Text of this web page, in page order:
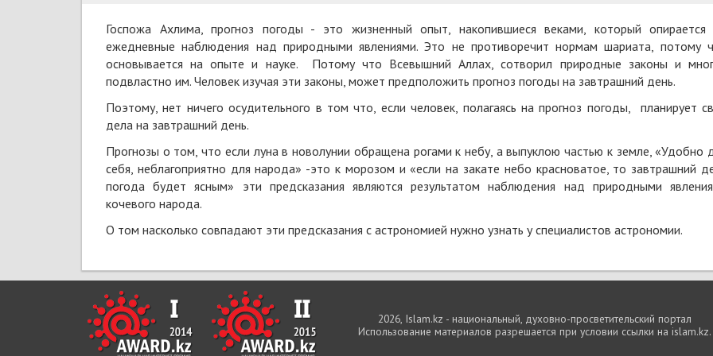
Госпожа Ахлима, прогноз погоды - это жизненный опыт, накопившиеся веками, который опирается
ежедневные наблюдения над природными явлениями. Это не противоречит нормам шариата, потому
основывается на опыте и науке. Потому что Всевышний Аллах, сотворил природные законы и
подвластно им. Человек изучая эти законы, может предположить прогноз погоды на завтрашний день.
Поэтому, нет ничего осудительного в том что, если человек, полагаясь на прогноз погоды, планирует
дела на завтрашний день.
Прогнозы о том, что если луна в новолунии обращена рогами к небу, а выпуклою частью к земле, «Удобно
себя, неблагоприятно для народа» -это к морозом и «если на закате небо красноватое, то завтрашний
погода будет ясным» эти предсказания являются результатом наблюдения над природными
кочевого народа.
О том насколько совпадают эти предсказания с астрономией нужно узнать у специалистов астрономии.
2026, Islam.kz - национальный, духовно-просветительский портал
Использование материалов разрешается при условии ссылки на islam.kz.